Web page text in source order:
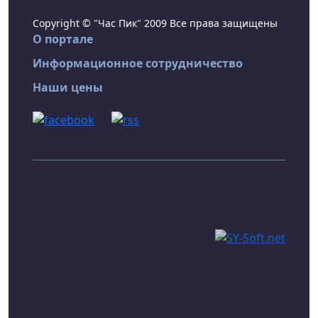
Copyright © "Час Пик" 2009 Все права защищены
О портале
Информационное сотрудничество
Наши цены